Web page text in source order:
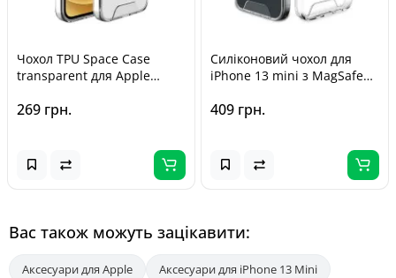
Чохол TPU Space Case
transparent для Apple
Прозорий
269 грн.
Силіконовий чохол для
iPhone 13 mini з MagSafe
409 грн.
Вас також можуть зацікавити:
Аксесуари для Apple
Аксесуари для iPhone 13 Mini